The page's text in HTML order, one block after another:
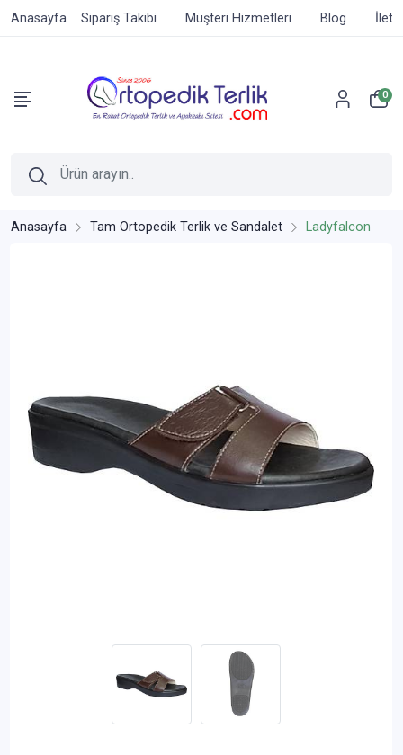
Anasayfa Sipariş Takibi Müşteri Hizmetleri Blog
0
Anasayfa Tam Ortopedik Terlik ve Sandalet Ladyfalcon